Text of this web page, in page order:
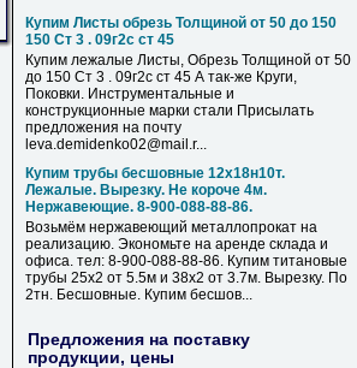
Купим Листы обрезь Толщиной от 50 до 150
150 Ст 3 . 09г2с ст 45
Купим лежалые Листы, Обрезь Толщиной от 50
до 150 Ст 3 . 09г2с ст 45 А так-же Круги,
Поковки. Инструментальные и
конструкционные марки стали Присылать
предложения на почту
leva.demidenko02@mail.r...
Купим трубы бесшовные 12х18н10т.
Лежалые. Вырезку. Не короче 4м.
Нержавеющие. 8-900-088-88-86.
Возьмём нержавеющий металлопрокат на
реализацию. Экономьте на аренде склада и
офиса. тел: 8-900-088-88-86. Купим титановые
трубы 25х2 от 5.5м и 38х2 от 3.7м. Вырезку. По
2тн. Бесшовные. Купим бесшов...
Предложения на поставку
продукции, цены